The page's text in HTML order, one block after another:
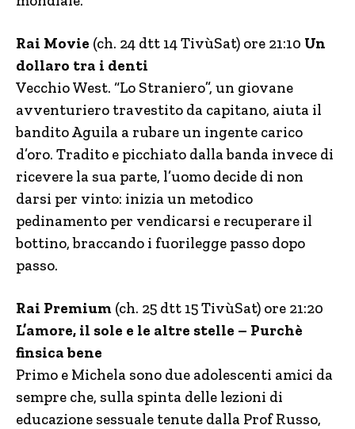
Rai Movie (ch. 24 dtt 14 TivùSat) ore 21:10 Un
dollaro tra i denti
Vecchio West. “Lo Straniero”, un giovane
avventuriero travestito da capitano, aiuta il
bandito Aguila a rubare un ingente carico
d’oro. Tradito e picchiato dalla banda invece di
ricevere la sua parte, l’uomo decide di non
darsi per vinto: inizia un metodico
pedinamento per vendicarsi e recuperare il
bottino, braccando i fuorilegge passo dopo
passo.
Rai Premium (ch. 25 dtt 15 TivùSat) ore 21:20
L’amore, il sole e le altre stelle – Purchè
finsica bene
Primo e Michela sono due adolescenti amici da
sempre che, sulla spinta delle lezioni di
educazione sessuale tenute dalla Prof Russo,